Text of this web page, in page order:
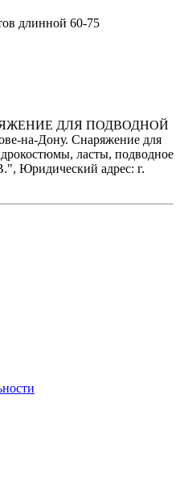
длинной 60-75
ДЛЯ ПОДВОДНОЙ
на-Дону. Снаряжение для
ласты, подводное
Юридический адрес: г.